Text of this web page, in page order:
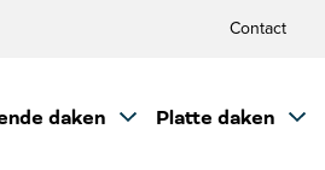
Contact
daken Platte daken